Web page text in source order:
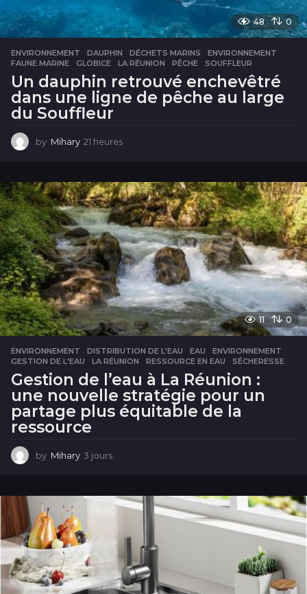
48 0
ENVIRONNEMENT DAUPHIN ,DÉCHETS MARINS ,ENVIRONNEMENT
FAUNE MARINE
,GLOBICE ,LA RÉUNION ,PÊCHE ,SOUFFLEUR
Un dauphin retrouvé enchevêtré
dans une ligne de pêche au large
du Souffleur
by Mihary 21 heures
e
u
r
s
11 0
ENVIRONNEMENT DISTRIBUTION DE L'EAU ,EAU ,ENVIRONNEMENT
GESTION DE L'EAU
,LA RÉUNION ,RESSOURCE EN EAU ,SÉCHERESSE
Gestion de l’eau à La Réunion :
une nouvelle stratégie pour un
partage plus équitable de la
ressource
by Mihary 3 jours
u
r